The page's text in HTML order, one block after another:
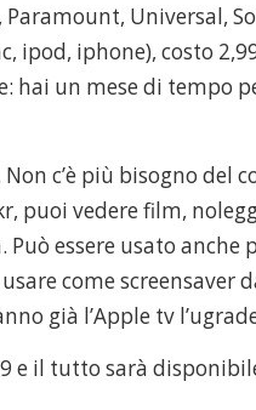
Paramount, Universal,
ipod, iphone), costo
hai un mese di tempo
c’è più bisogno del
puoi vedere film,
essere usato anche
come screensaver
già l’Apple tv
e il tutto sarà